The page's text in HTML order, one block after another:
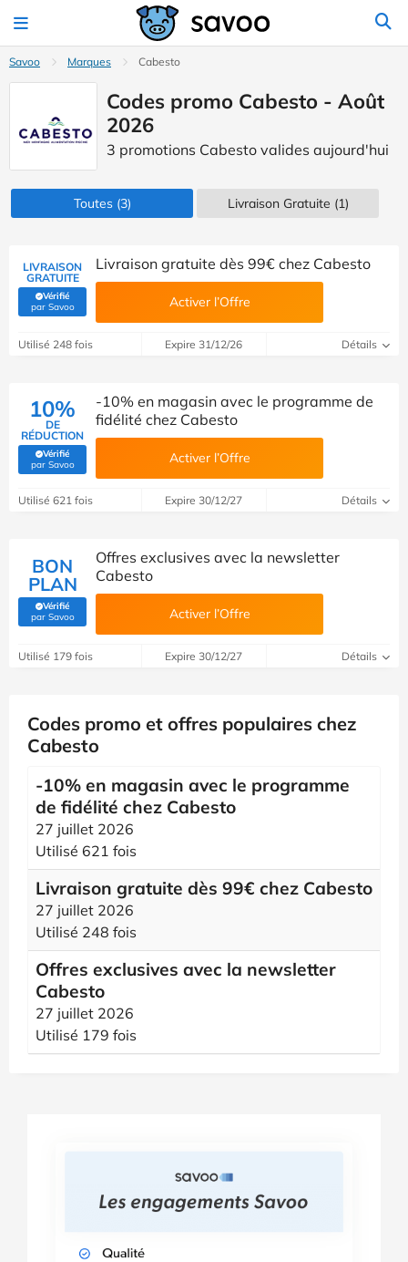
Savoo Marques Cabesto
Codes promo Cabesto - Août
2026
3 promotions Cabesto valides aujourd'hui
Toutes(3) Livraison Gratuite (1)
LIVRAISON
GRATUITE
Vérifié
par Savoo(Vérifié par Savoo)
Livraison gratuite dès 99€ chez Cabesto
Activer l’Offre
Utilisé 248 fois Expire 31/12/26 Détails
10%
DE
RÉDUCTION
Vérifié
par Savoo(Vérifié par Savoo)
-10% en magasin avec le programme de
fidélité chez Cabesto
Activer l’Offre
Utilisé 621 fois Expire 30/12/27 Détails
BON
PLAN
Vérifié
par Savoo(Vérifié par Savoo)
Offres exclusives avec la newsletter
Cabesto
Activer l’Offre
Utilisé 179 fois Expire 30/12/27 Détails
Codes promo et offres populaires chez
Cabesto
-10% en magasin avec le programme
de fidélité chez Cabesto
27 juillet 2026
Utilisé 621 fois
Livraison gratuite dès 99€ chez Cabesto
27 juillet 2026
Utilisé 248 fois
Offres exclusives avec la newsletter
Cabesto
27 juillet 2026
Utilisé 179 fois